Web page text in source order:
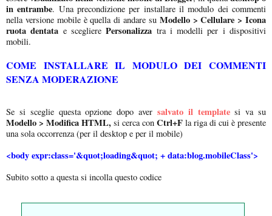
in entrambe. Una precondizione per installare il modulo dei commenti
nella versione mobile è quella di andare su Modello > Cellulare > Icona
ruota dentata e sceglierePersonalizza tra i modelli per i dispositivi
mobili.
COME INSTALLARE IL MODULO DEI COMMENTI
SENZA MODERAZIONE
Se si sceglie questa opzione dopo aver salvato il templatesi va su
Modello > Modifica HTML, si cerca con Ctrl+F la riga di cui è presente
una sola occorrenza (per il desktop e per il mobile)
<body expr:class='&quot;loading&quot; + data:blog.mobileClass'>
Subito sotto a questa si incolla questo codice